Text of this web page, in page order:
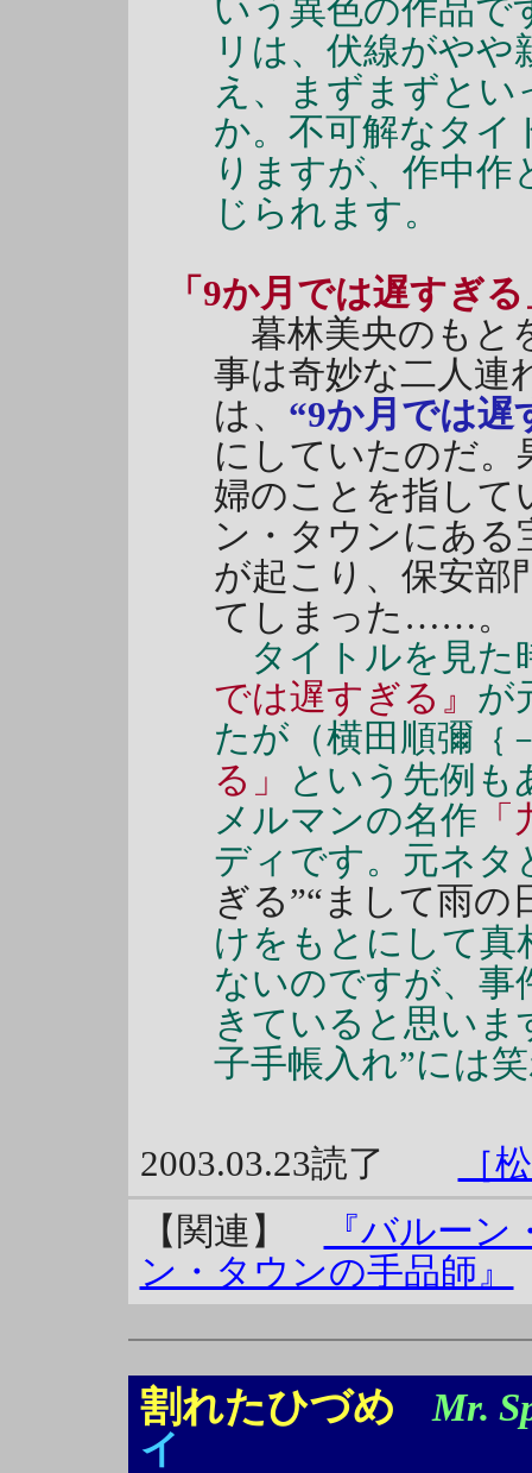
いう異色の作品で
リは、伏線がや
え、まずまずと
か。不可解なタイ
りますが、作中
じられます。
「9か月では遅すぎ
暮林美央のもと
事は奇妙な二人連
は、 “9か月では遅
にしていたのだ。
婦のことを指し
ン・タウンにある
が起こり、保安部
てしまった……。
タイトルを見た
では遅すぎる』 が
たが（横田順彌 ｛
る」
という先例も
メルマンの名作
ディです。元ネタ
ぎる”“まして雨の
けをもとにして真
ないのですが、事
きていると思いま
子手帳入れ”には
2003.03.23読了
［
【関連】
『バルー
ン・タウンの手品師』
割れたひづめ
Mr.
イ